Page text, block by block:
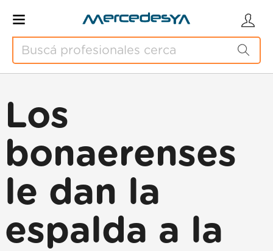
Los
bonaerenses
le dan la
espalda a la